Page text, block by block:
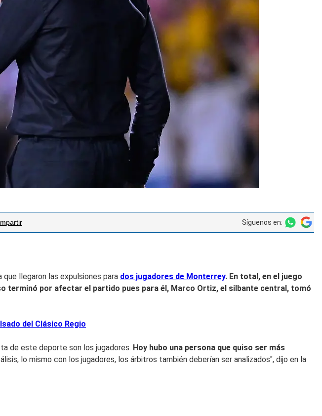
Síguenos en:
llegaron las expulsiones para dos jugadores de Monterrey. En total, en el juego
terminó por afectar el partido pues para él, Marco Ortiz, el silbante central, tomó
del Clásico Regio
de este deporte son los jugadores. Hoy hubo una persona que quiso ser más
lo mismo con los jugadores, los árbitros también deberían ser analizados", dijo en la